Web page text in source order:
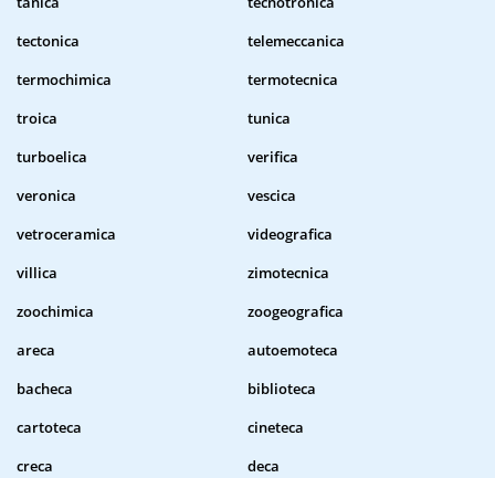
tectonica
telemeccanica
termochimica
termotecnica
troica
tunica
turboelica
verifica
veronica
vescica
vetroceramica
videografica
villica
zimotecnica
zoochimica
zoogeografica
areca
autoemoteca
bacheca
biblioteca
cartoteca
cineteca
creca
deca